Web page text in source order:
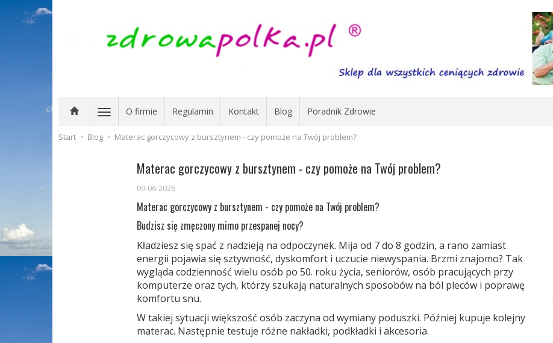
O firmie Regulamin Kontakt Blog Poradnik Zdrowie
Start Blog Materac gorczycowy z bursztynem - czy pomoże na Twój problem?
Materac gorczycowy z bursztynem - czy pomoże na Twój problem?
09-06-2026
Materac gorczycowy z bursztynem - czy pomoże na Twój problem?
Budzisz się zmęczony mimo przespanej nocy?
Kładziesz się spać z nadzieją na odpoczynek. Mija od 7 do 8 godzin, a rano zamiast
energii pojawia się sztywność, dyskomfort i uczucie niewyspania. Brzmi znajomo? Tak
wygląda codzienność wielu osób po 50. roku życia, seniorów, osób pracujących przy
komputerze oraz tych, którzy szukają naturalnych sposobów na ból pleców i poprawę
komfortu snu.
W takiej sytuacji większość osób zaczyna od wymiany poduszki. Później kupuje kolejny
materac. Następnie testuje różne nakładki, podkładki i akcesoria.